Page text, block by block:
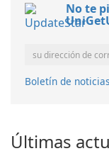
No te
Boletín de
Últimas